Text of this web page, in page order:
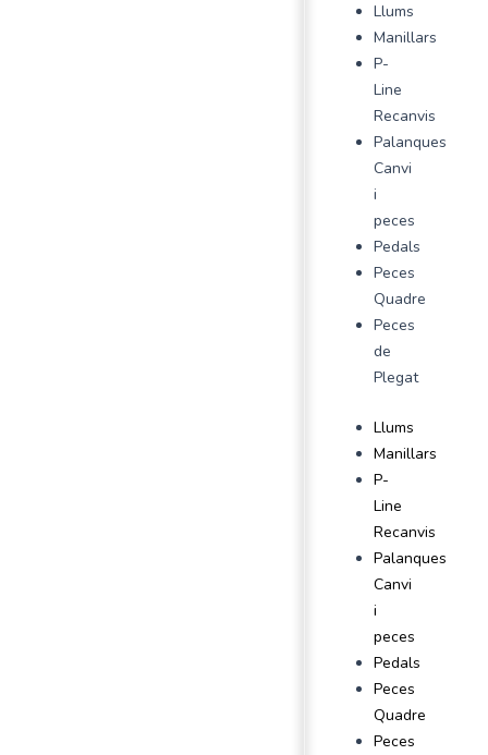
Llums
Manillars
P-
Line
Recanvis
Palanques
Canvi
i
peces
Pedals
Peces
Quadre
Peces
de
Plegat
Llums
Manillars
P-
Line
Recanvis
Palanques
Canvi
i
peces
Pedals
Peces
Quadre
Peces